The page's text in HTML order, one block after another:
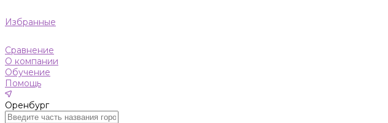
Избранные
Сравнение
О компании
Обучение
Помощь
Оренбург